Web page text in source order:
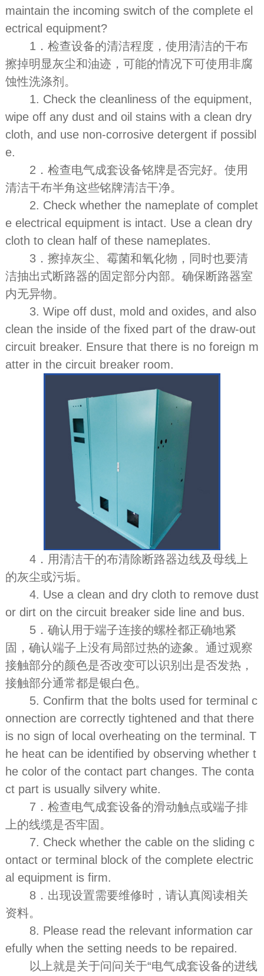
maintain the incoming switch of the complete el
ectrical equipment?
1．检查设备的清洁程度，使用清洁的干布
擦掉明显灰尘和油迹，可能的情况下可使用非腐
蚀性洗涤剂。
1. Check the cleanliness of the equipment,
wipe off any dust and oil stains with a clean dry
cloth, and use non-corrosive detergent if possibl
e.
2．检查电气成套设备铭牌是否完好。使用
清洁干布半角这些铭牌清洁干净。
2. Check whether the nameplate of complet
e electrical equipment is intact. Use a clean dry
cloth to clean half of these nameplates.
3．擦掉灰尘、霉菌和氧化物，同时也要清
洁抽出式断路器的固定部分内部。确保断路器室
内无异物。
3. Wipe off dust, mold and oxides, and also
clean the inside of the fixed part of the draw-out
circuit breaker. Ensure that there is no foreign m
atter in the circuit breaker room.
4．用清洁干的布清除断路器边线及母线上
的灰尘或污垢。
4. Use a clean and dry cloth to remove dust
or dirt on the circuit breaker side line and bus.
5．确认用于端子连接的螺栓都正确地紧
固，确认端子上没有局部过热的迹象。通过观察
接触部分的颜色是否改变可以识别出是否发热，
接触部分通常都是银白色。
5. Confirm that the bolts used for terminal c
onnection are correctly tightened and that there
is no sign of local overheating on the terminal. T
he heat can be identified by observing whether t
he color of the contact part changes. The conta
ct part is usually silvery white.
7．检查电气成套设备的滑动触点或端子排
上的线缆是否牢固。
7. Check whether the cable on the sliding c
ontact or terminal block of the complete electric
al equipment is firm.
8．出现设置需要维修时，请认真阅读相关
资料。
8. Please read the relevant information car
efully when the setting needs to be repaired.
以上就是关于问问关于“电气成套设备的进线